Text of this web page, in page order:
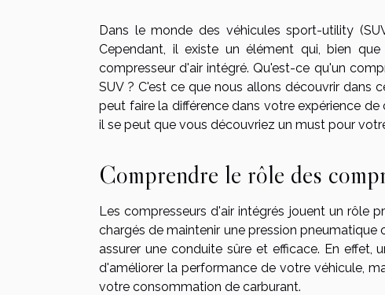
Dans le monde des véhicules sport-utility
Cependant, il existe un élément qui, bien
compresseur d'air intégré. Qu'est-ce qu'un
SUV ? C'est ce que nous allons découvrir dans
peut faire la différence dans votre expérience
il se peut que vous découvriez un must pour
Comprendre le rôle des
Les compresseurs d'air intégrés jouent un rôle
chargés de maintenir une pression
assurer une conduite sûre et efficace. En effet,
d'améliorer la performance de votre véhicule,
votre consommation de carburant.